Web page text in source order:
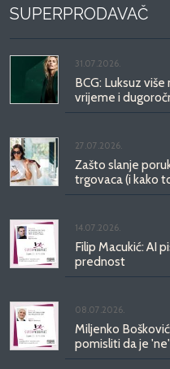
SUPERPRODAVAČ
31.07.2026.
BCG: Luksuz
vrijeme i
27.07.2026.
Zašto slanje
trgovaca (i kako
14.07.2026.
Filip Macukić: AI
prednost
08.07.2026.
Miljenko
pomisliti da je